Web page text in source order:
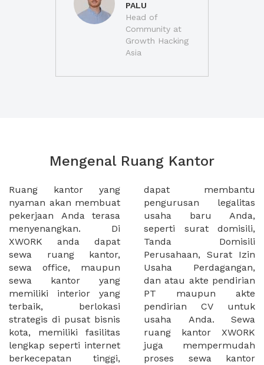
PALU
Head of
Community at
Growth Hacking
Asia
Mengenal Ruang Kantor
Ruang kantor yang
nyaman akan membuat
pekerjaan Anda terasa
menyenangkan. Di
XWORK anda dapat
sewa ruang kantor,
sewa office, maupun
sewa kantor yang
memiliki interior yang
terbaik, berlokasi
strategis di pusat bisnis
kota, memiliki fasilitas
lengkap seperti internet
berkecepatan tinggi,
dapat membantu
pengurusan legalitas
usaha baru Anda,
seperti surat domisili,
Tanda Domisili
Perusahaan, Surat Izin
Usaha Perdagangan,
dan atau akte pendirian
PT maupun akte
pendirian CV untuk
usaha Anda. Sewa
ruang kantor XWORK
juga mempermudah
proses sewa kantor